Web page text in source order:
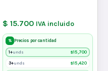
$ 15.700 IVA incluido
% Precios por cantidad
1+unds $15,700
3+unds $15,420